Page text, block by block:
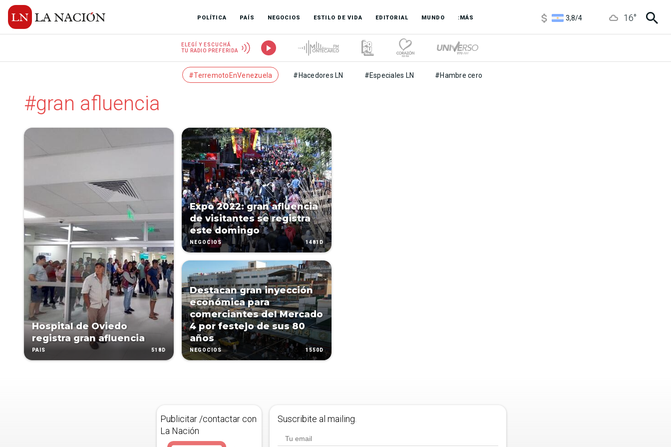
POLÍTICA PAÍS NEGOCIOS ESTILO DE VIDA EDITORIAL MUNDO :MÁS
3,8/4
16°
ELEGÍ Y ESCUCHÁ
TU RADIO PREFERIDA
#TerremotoEnVenezuela #Hacedores LN #Especiales LN #Hambre cero
#gran afluencia
Hospital de Oviedo
registra gran afluencia
PAÍS 518D
Expo 2022: gran afluencia
de visitantes se registra
este domingo
NEGOCIOS 1481D
Destacan gran inyección
económica para
comerciantes del Mercado
4 por festejo de sus 80
años
NEGOCIOS 1550D
Publicitar /contactar con
La Nación
Suscribite al mailing.